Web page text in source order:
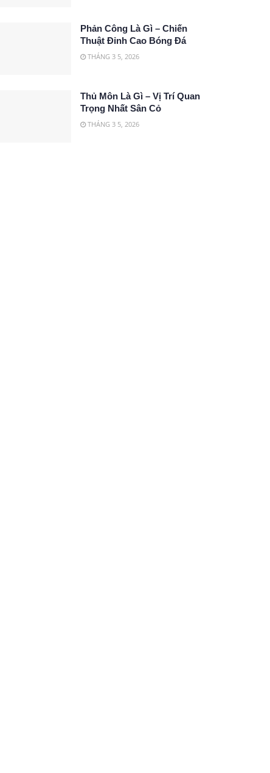
Phản Công Là Gì – Chiến
Thuật Đỉnh Cao Bóng Đá
THÁNG 3 5, 2026
Thủ Môn Là Gì – Vị Trí Quan
Trọng Nhất Sân Cỏ
THÁNG 3 5, 2026